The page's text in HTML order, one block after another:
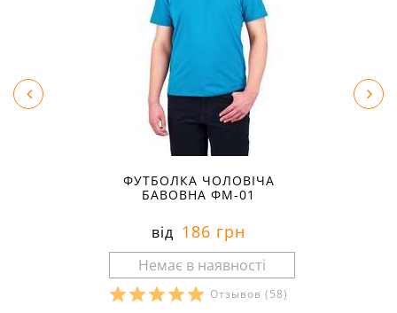
ФУТБОЛКА ЧОЛОВІЧА
БАВОВНА ФМ-01
від 186 грн
Отзывов (58)